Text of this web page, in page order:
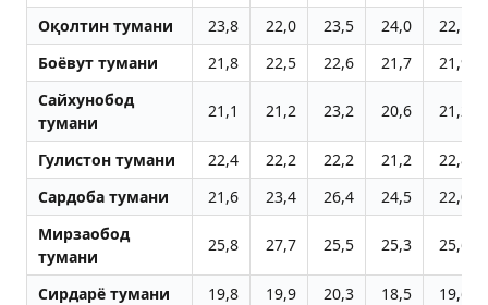
Оқолтин тумани
23,8 22,0 23,5 24,0
22,1
Боёвут тумани
21,8 22,5 22,6 21,7
21,9
Сайхунобод
тумани
21,1 21,2 23,2 20,6 21,2
Гулистон тумани 22,4 22,2 22,2 21,2
22,8
Сардоба тумани
21,6 23,4 26,4 24,5
22,0
Мирзаобод
тумани
25,8 27,7 25,5 25,3 25,6
Сирдарё тумани 19,8 19,9 20,3 18,5
19,6